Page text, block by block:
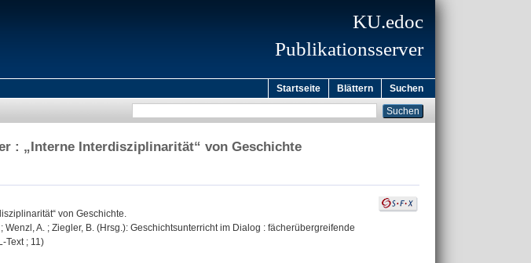
KU.edoc
Publikationsserver
Startseite Blättern Suchen
: „Interne Interdisziplinarität“ von Geschichte
von Geschichte.
Wenzl, A. ; Ziegler, B. (Hrsg.): Geschichtsunterricht im Dialog : fächerübergreifende
Text ; 11)